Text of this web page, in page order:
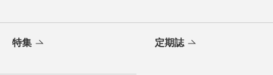
特集 定期誌